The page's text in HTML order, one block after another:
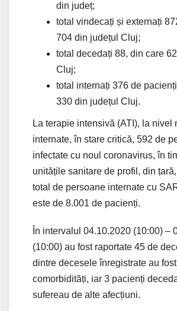
din județ;
total vindecați și externați
704 din județul Cluj;
total decedați 88, din care
Cluj;
total internați 376 de
330 din județul Cluj.
La terapie intensivă (ATI), la nivel
internate, în stare critică, 592 de
infectate cu noul coronavirus, în
unitățile sanitare de profil, din țară,
total de persoane internate cu
este de 8.001 de pacienți.
În intervalul 04.10.2020 (10:00) –
(10:00) au fost raportate 45 de
dintre decesele înregistrate au
comorbidități, iar 3 pacienți
sufereau de alte afecțiuni.